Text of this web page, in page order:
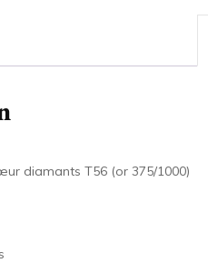
diamants T56 (or 375/1000)